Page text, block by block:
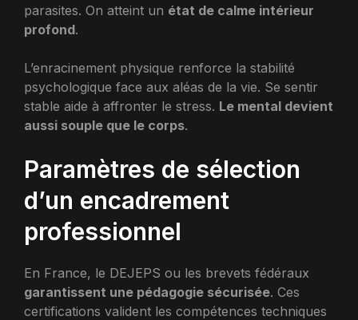
parasites. On atteint un état de calme intérieur
profond.
L’enracinement physique renforce la stabilité
psychologique face aux aléas de la vie. Se sentir
stable aide à affronter le stress. Le mental devient
aussi souple que le corps.
Paramètres de sélection
d’un encadrement
professionnel
En France, le DEJEPS ou les brevets fédéraux
garantissent une pédagogie sécurisée. Ces
certifications valident les compétences techniques